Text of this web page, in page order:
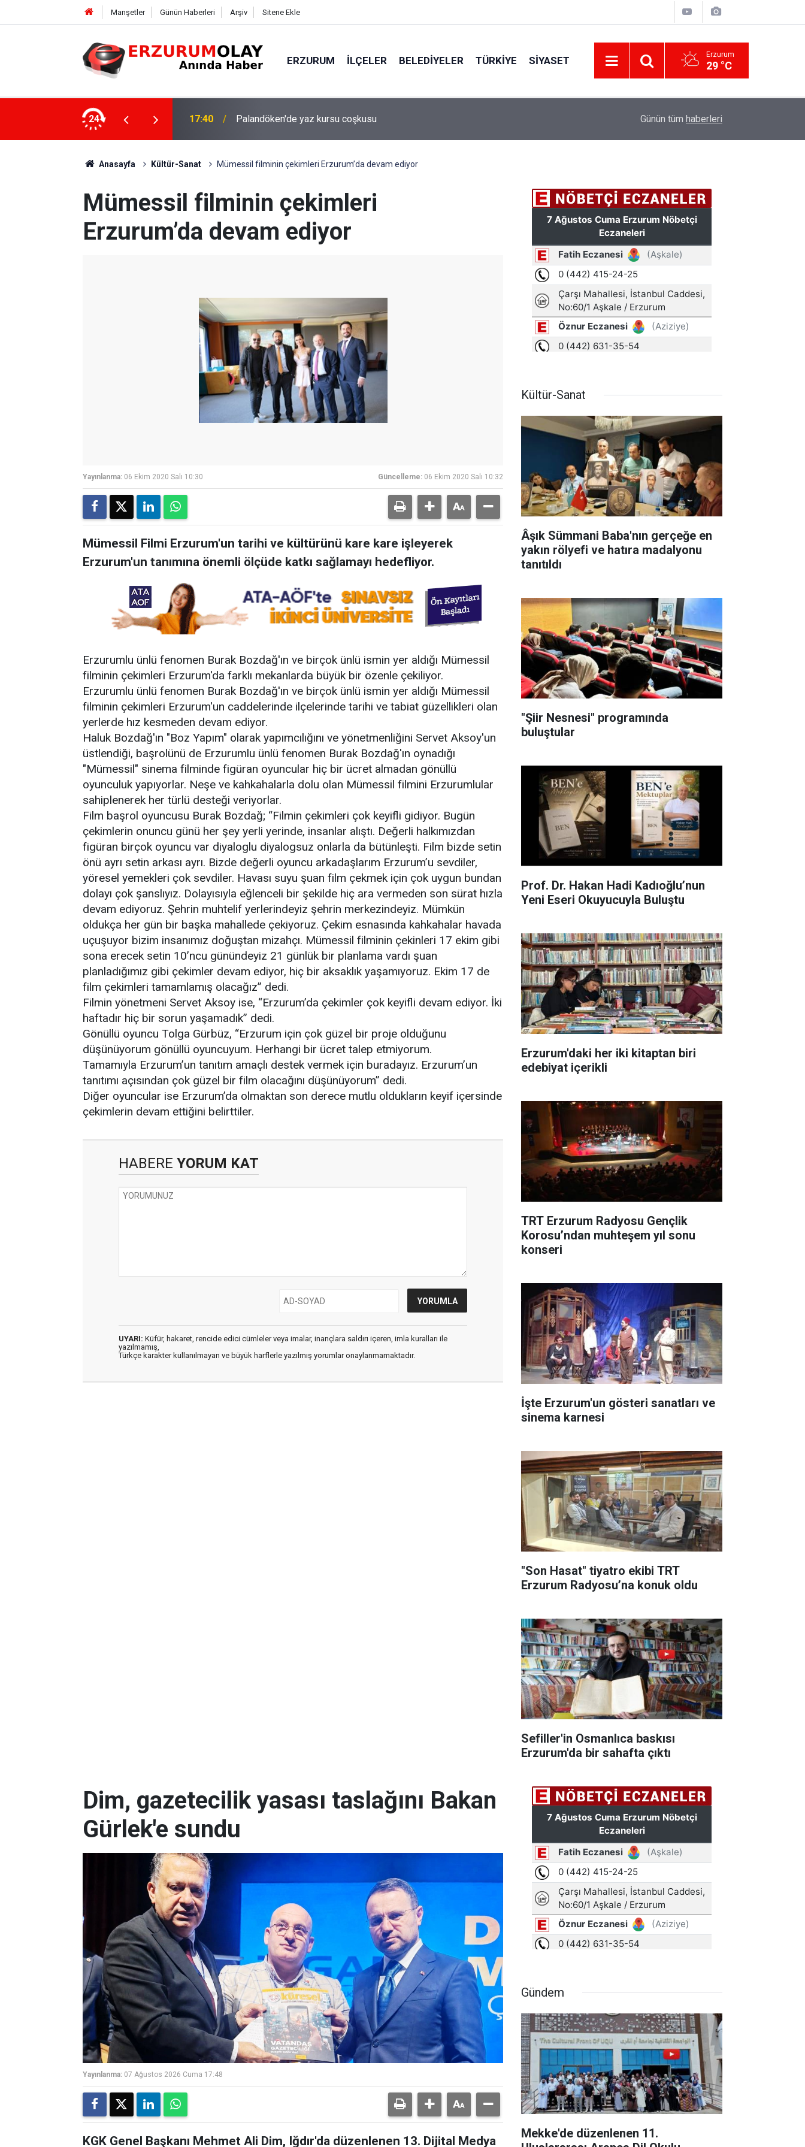
Manşetler Günün Haberleri Arşiv Sitene Ekle
ERZURUM İLÇELER BELEDIYELER TÜRKIYE SIYASET Erzurum
29 °C
24 17:37 TÜBİTAK desteği aldı Erzurum’da gıda ve yem işletmelerine sıkı
Günün tüm haberleri
Anasayfa Kültür-Sanat Mümessil filminin çekimleri Erzurum’da devam ediyor
Mümessil filminin çekimleri
Erzurum’da devam ediyor
Yayınlanma: 06 Ekim 2020 Salı 10:30 Güncelleme: 06 Ekim 2020 Salı 10:32
Mümessil Filmi Erzurum'un tarihi ve kültürünü kare kare işleyerek
Erzurum'un tanımına önemli ölçüde katkı sağlamayı hedefliyor.
Erzurumlu ünlü fenomen Burak Bozdağ'ın ve birçok ünlü ismin yer aldığı Mümessil
filminin çekimleri Erzurum'da farklı mekanlarda büyük bir özenle çekiliyor.
Erzurumlu ünlü fenomen Burak Bozdağ'ın ve birçok ünlü ismin yer aldığı Mümessil
filminin çekimleri Erzurum'un caddelerinde ilçelerinde tarihi ve tabiat güzellikleri olan
yerlerde hız kesmeden devam ediyor.
Haluk Bozdağ'ın "Boz Yapım" olarak yapımcılığını ve yönetmenliğini Servet Aksoy'un
üstlendiği, başrolünü de Erzurumlu ünlü fenomen Burak Bozdağ'ın oynadığı
"Mümessil" sinema filminde figüran oyuncular hiç bir ücret almadan gönüllü
oyunculuk yapıyorlar. Neşe ve kahkahalarla dolu olan Mümessil filmini Erzurumlular
sahiplenerek her türlü desteği veriyorlar.
Film başrol oyuncusu Burak Bozdağ; “Filmin çekimleri çok keyifli gidiyor. Bugün
çekimlerin onuncu günü her şey yerli yerinde, insanlar alıştı. Değerli halkımızdan
figüran birçok oyuncu var diyaloglu diyalogsuz onlarla da bütünleşti. Film bizde setin
önü ayrı setin arkası ayrı. Bizde değerli oyuncu arkadaşlarım Erzurum’u sevdiler,
yöresel yemekleri çok sevdiler. Havası suyu şuan film çekmek için çok uygun bundan
dolayı çok şanslıyız. Dolayısıyla eğlenceli bir şekilde hiç ara vermeden son sürat hızla
devam ediyoruz. Şehrin muhtelif yerlerindeyiz şehrin merkezindeyiz. Mümkün
oldukça her gün bir başka mahallede çekiyoruz. Çekim esnasında kahkahalar havada
uçuşuyor bizim insanımız doğuştan mizahçı. Mümessil filminin çekinleri 17 ekim gibi
sona erecek setin 10’ncu günündeyiz 21 günlük bir planlama vardı şuan
planladığımız gibi çekimler devam ediyor, hiç bir aksaklık yaşamıyoruz. Ekim 17 de
film çekimleri tamamlamış olacağız” dedi.
Filmin yönetmeni Servet Aksoy ise, “Erzurum’da çekimler çok keyifli devam ediyor. İki
haftadır hiç bir sorun yaşamadık” dedi.
Gönüllü oyuncu Tolga Gürbüz, “Erzurum için çok güzel bir proje olduğunu
düşünüyorum gönüllü oyuncuyum. Herhangi bir ücret talep etmiyorum.
Tamamıyla Erzurum’un tanıtım amaçlı destek vermek için buradayız. Erzurum’un
tanıtımı açısından çok güzel bir film olacağını düşünüyorum” dedi.
Diğer oyuncular ise Erzurum’da olmaktan son derece mutlu oldukların keyif içersinde
çekimlerin devam ettiğini belirttiler.
HABERE YORUM KAT
UYARI: Küfür, hakaret, rencide edici cümleler veya imalar, inançlara saldırı içeren, imla kuralları ile
yazılmamış,
Türkçe karakter kullanılmayan ve büyük harflerle yazılmış yorumlar onaylanmamaktadır.
Kültür-Sanat
Âşık Sümmani Baba'nın gerçeğe en
yakın rölyefi ve hatıra madalyonu
tanıtıldı
"Şiir Nesnesi" programında
buluştular
Prof. Dr. Hakan Hadi Kadıoğlu’nun
Yeni Eseri Okuyucuyla Buluştu
Erzurum'daki her iki kitaptan biri
edebiyat içerikli
TRT Erzurum Radyosu Gençlik
Korosu’ndan muhteşem yıl sonu
konseri
İşte Erzurum'un gösteri sanatları ve
sinema karnesi
"Son Hasat" tiyatro ekibi TRT
Erzurum Radyosu’na konuk oldu
Sefiller'in Osmanlıca baskısı
Erzurum'da bir sahafta çıktı
Dim, gazetecilik yasası taslağını Bakan
Gürlek'e sundu
Yayınlanma: 07 Ağustos 2026 Cuma 17:48
KGK Genel Başkanı Mehmet Ali Dim, Iğdır'da düzenlenen 13. Dijital Medya
Gündem
Mekke'de düzenlenen 11.